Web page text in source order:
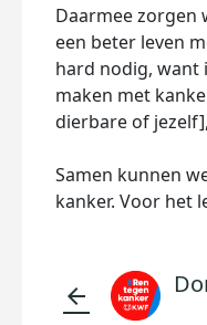
Daarmee zorgen
een beter leven
hard nodig,
maken met
dierbare of
Samen kunnen
kanker. Voor het
arrow_back